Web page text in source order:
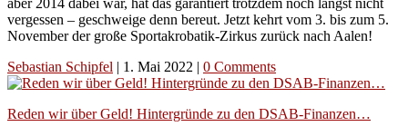
aber 2014 dabei war, hat das garantiert trotzdem noch längst nicht
vergessen – geschweige denn bereut. Jetzt kehrt vom 3. bis zum 5.
November der große Sportakrobatik-Zirkus zurück nach Aalen!
Sebastian Schipfel | 1. Mai 2022 | 0 Comments
Reden wir über Geld! Hintergründe zu den DSAB-Finanzen…